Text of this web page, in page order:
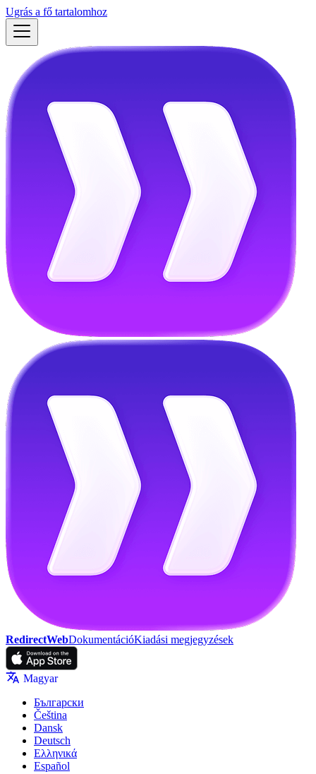
Ugrás a fő tartalomhoz
RedirectWebDokumentációKiadási megjegyzések
Magyar
Български
Čeština
Dansk
Deutsch
Ελληνικά
Español